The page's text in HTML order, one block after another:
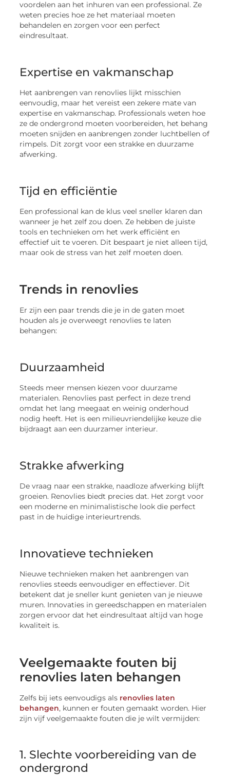
voordelen aan het inhuren van een professional. Ze
weten precies hoe ze het materiaal moeten
behandelen en zorgen voor een perfect
eindresultaat.
Expertise en vakmanschap
Het aanbrengen van renovlies lijkt misschien
eenvoudig, maar het vereist een zekere mate van
expertise en vakmanschap. Professionals weten hoe
ze de ondergrond moeten voorbereiden, het behang
moeten snijden en aanbrengen zonder luchtbellen of
rimpels. Dit zorgt voor een strakke en duurzame
afwerking.
Tijd en efficiëntie
Een professional kan de klus veel sneller klaren dan
wanneer je het zelf zou doen. Ze hebben de juiste
tools en technieken om het werk efficiënt en
effectief uit te voeren. Dit bespaart je niet alleen tijd,
maar ook de stress van het zelf moeten doen.
Trends in renovlies
Er zijn een paar trends die je in de gaten moet
houden als je overweegt renovlies te laten
behangen:
Duurzaamheid
Steeds meer mensen kiezen voor duurzame
materialen. Renovlies past perfect in deze trend
omdat het lang meegaat en weinig onderhoud
nodig heeft. Het is een milieuvriendelijke keuze die
bijdraagt aan een duurzamer interieur.
Strakke afwerking
De vraag naar een strakke, naadloze afwerking blijft
groeien. Renovlies biedt precies dat. Het zorgt voor
een moderne en minimalistische look die perfect
past in de huidige interieurtrends.
Innovatieve technieken
Nieuwe technieken maken het aanbrengen van
renovlies steeds eenvoudiger en effectiever. Dit
betekent dat je sneller kunt genieten van je nieuwe
muren. Innovaties in gereedschappen en materialen
zorgen ervoor dat het eindresultaat altijd van hoge
kwaliteit is.
Veelgemaakte fouten bij
renovlies laten behangen
Zelfs bij iets eenvoudigs als renovlies laten
behangen, kunnen er fouten gemaakt worden. Hier
zijn vijf veelgemaakte fouten die je wilt vermijden:
1. Slechte voorbereiding van de
ondergrond